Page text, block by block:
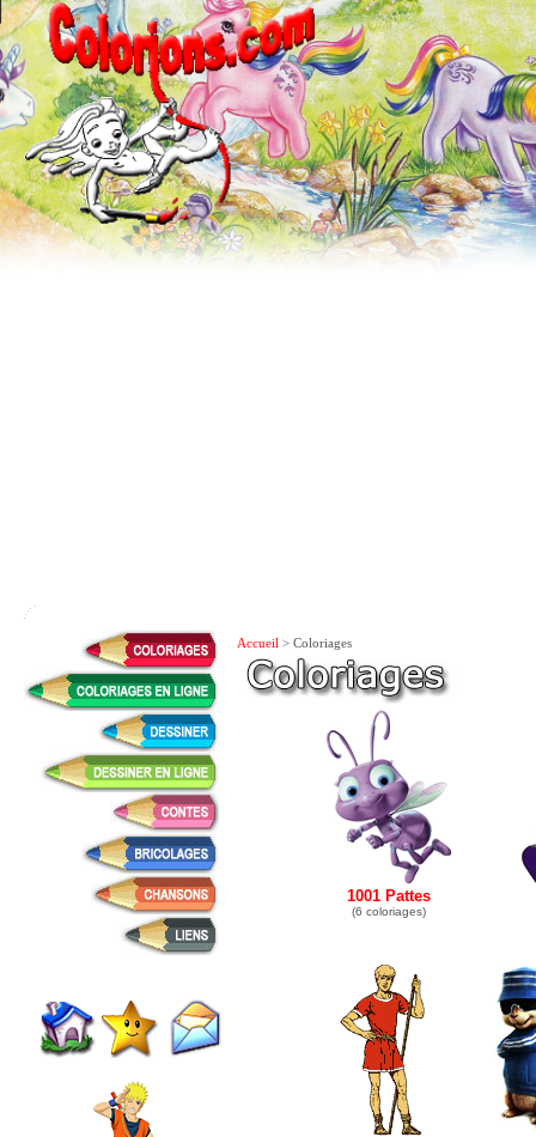
Accueil > Coloriages
1001 Pattes
(6 coloriages)